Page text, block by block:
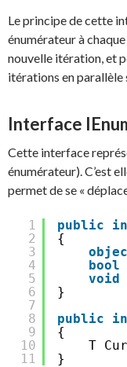
Le principe de cette
énumérateur à
nouvelle itération, et
itérations en parallèle
Interface
Cette interface
énumérateur). C’est
permet de se «
1
2
3
4
5
6
7
8
9
10
11
public
{
bool
void
}
public
{
T
}